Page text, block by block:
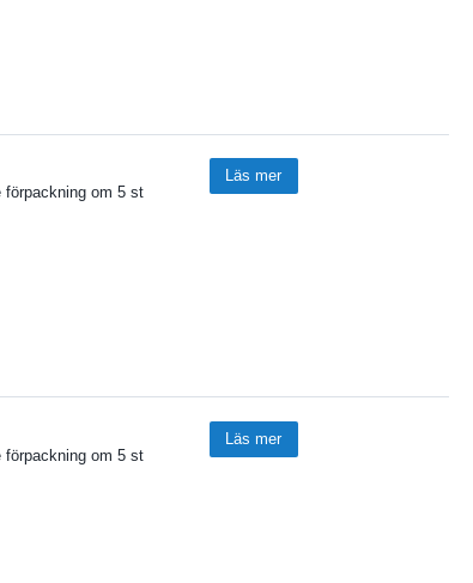
förpackning om 5 st
Läs mer
förpackning om 5 st
Läs mer